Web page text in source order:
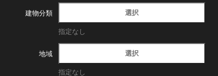
建物分類 選択
指定なし
地域 選択
指定なし